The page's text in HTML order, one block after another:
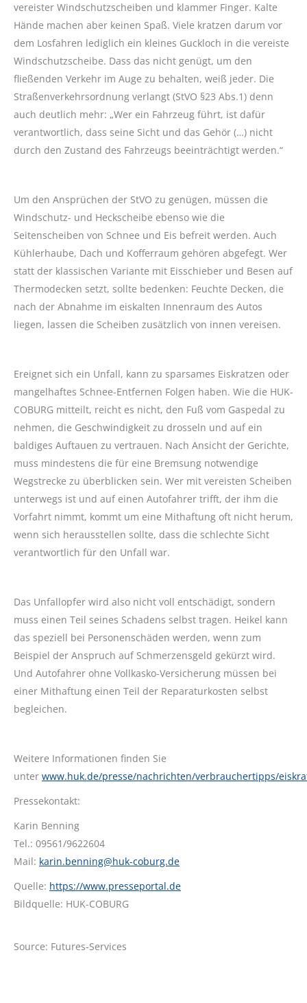
vereister Windschutzscheiben und klammer Finger. Kalte
Hände machen aber keinen Spaß. Viele kratzen darum vor
dem Losfahren lediglich ein kleines Guckloch in die vereiste
Windschutzscheibe. Dass das nicht genügt, um den
fließenden Verkehr im Auge zu behalten, weiß jeder. Die
Straßenverkehrsordnung verlangt (StVO §23 Abs.1) denn
auch deutlich mehr: „Wer ein Fahrzeug führt, ist dafür
verantwortlich, dass seine Sicht und das Gehör (…) nicht
durch den Zustand des Fahrzeugs beeinträchtigt werden.“
Um den Ansprüchen der StVO zu genügen, müssen die
Windschutz- und Heckscheibe ebenso wie die
Seitenscheiben von Schnee und Eis befreit werden. Auch
Kühlerhaube, Dach und Kofferraum gehören abgefegt. Wer
statt der klassischen Variante mit Eisschieber und Besen auf
Thermodecken setzt, sollte bedenken: Feuchte Decken, die
nach der Abnahme im eiskalten Innenraum des Autos
liegen, lassen die Scheiben zusätzlich von innen vereisen.
Ereignet sich ein Unfall, kann zu sparsames Eiskratzen oder
mangelhaftes Schnee-Entfernen Folgen haben. Wie die HUK-
COBURG mitteilt, reicht es nicht, den Fuß vom Gaspedal zu
nehmen, die Geschwindigkeit zu drosseln und auf ein
baldiges Auftauen zu vertrauen. Nach Ansicht der Gerichte,
muss mindestens die für eine Bremsung notwendige
Wegstrecke zu überblicken sein. Wer mit vereisten Scheiben
unterwegs ist und auf einen Autofahrer trifft, der ihm die
Vorfahrt nimmt, kommt um eine Mithaftung oft nicht herum,
wenn sich herausstellen sollte, dass die schlechte Sicht
verantwortlich für den Unfall war.
Das Unfallopfer wird also nicht voll entschädigt, sondern
muss einen Teil seines Schadens selbst tragen. Heikel kann
das speziell bei Personenschäden werden, wenn zum
Beispiel der Anspruch auf Schmerzensgeld gekürzt wird.
Und Autofahrer ohne Vollkasko-Versicherung müssen bei
einer Mithaftung einen Teil der Reparaturkosten selbst
begleichen.
Weitere Informationen finden Sie
unter www.huk.de/presse/nachrichten/verbrauchertipps/
Pressekontakt:
Karin Benning
Tel.: 09561/9622604
Mail: karin.benning@huk-coburg.de
Quelle: https://www.presseportal.de
Bildquelle: HUK-COBURG
Source: Futures-Services